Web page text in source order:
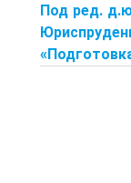
Под ред.